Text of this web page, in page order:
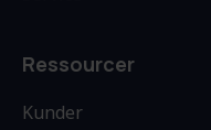
Ressourcer
Kunder